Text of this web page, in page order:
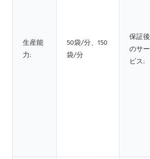
生産能
力:
50袋/分、150
袋/分
保証後
のサー
ビス: